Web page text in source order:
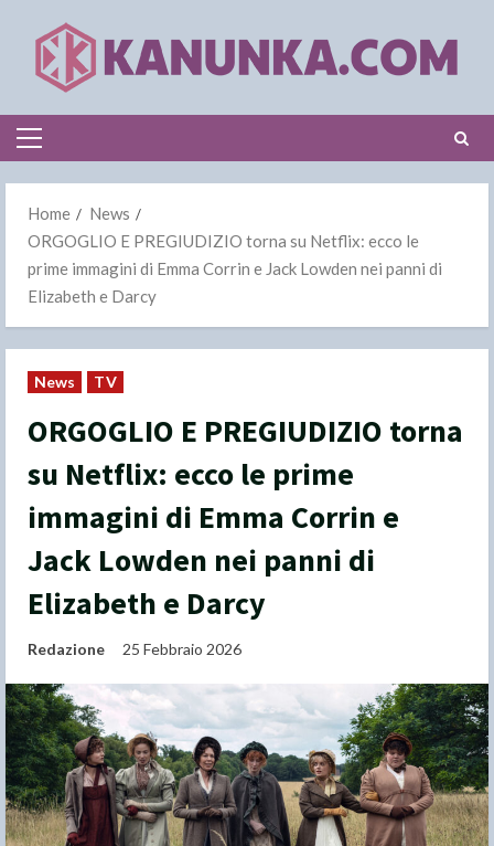
content
Primary
Home
News
ORGOGLIO E PREGIUDIZIO torna su Netflix: ecco le
prime immagini di Emma Corrin e Jack Lowden nei panni di
Elizabeth e Darcy
News TV
ORGOGLIO E PREGIUDIZIO torna
su Netflix: ecco le prime
immagini di Emma Corrin e
Jack Lowden nei panni di
Elizabeth e Darcy
Redazione 25 Febbraio 2026